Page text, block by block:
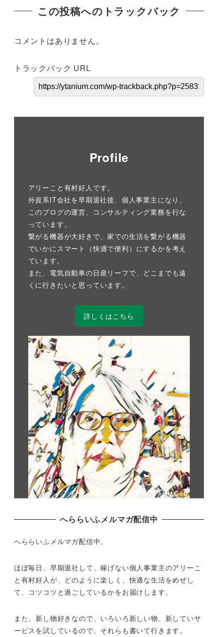
この投稿へのトラックバック
コメントはありません。
トラックバック URL
Profile
アリーこと有村好人です。
外資系IT会社を早期退社後、個人事業主になり、
このブログの運営、コンサルティング業務を行な
っています。
繋がる機器が大好きで、家での生活を繋がる機器
でいかにスマート（快適で便利）にするかを考え
ています。
また、電気自動車の日産リーフで、どこまでも遠
くに行きたいと思っています。
詳しくはこちら
へららいふメルマガ配信中
へららいふメルマガ配信中。
ほぼ毎日、早期退社して、稼げない個人事業主のアリーこ
と有村好人が、どのように楽しく、快適な生活をめぜし
て、 コツコツと過ごしているかをお届けします。
また、新し物好きなので、いろいろ新しい物、 新していサ
ービスを試しているので、それらも書いて行きます。